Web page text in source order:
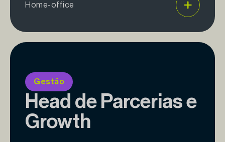
Home-office
Gestão
Head de Parcerias e
Growth